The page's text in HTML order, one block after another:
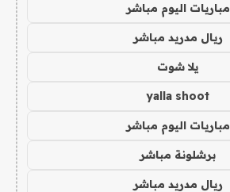
مباريات اليوم مباشر
ريال مدريد مباشر
يلا شوت
yalla shoot
مباريات اليوم مباشر
برشلونة مباشر
ريال مدريد مباشر